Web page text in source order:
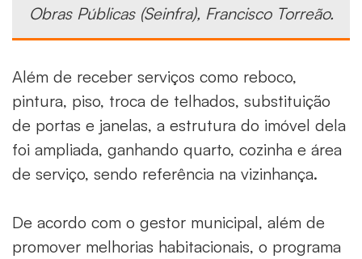
Obras Públicas (Seinfra), Francisco Torreão.
Além de receber serviços como reboco,
pintura, piso, troca de telhados, substituição
de portas e janelas, a estrutura do imóvel dela
foi ampliada, ganhando quarto, cozinha e área
de serviço, sendo referência na vizinhança.
De acordo com o gestor municipal, além de
promover melhorias habitacionais, o programa